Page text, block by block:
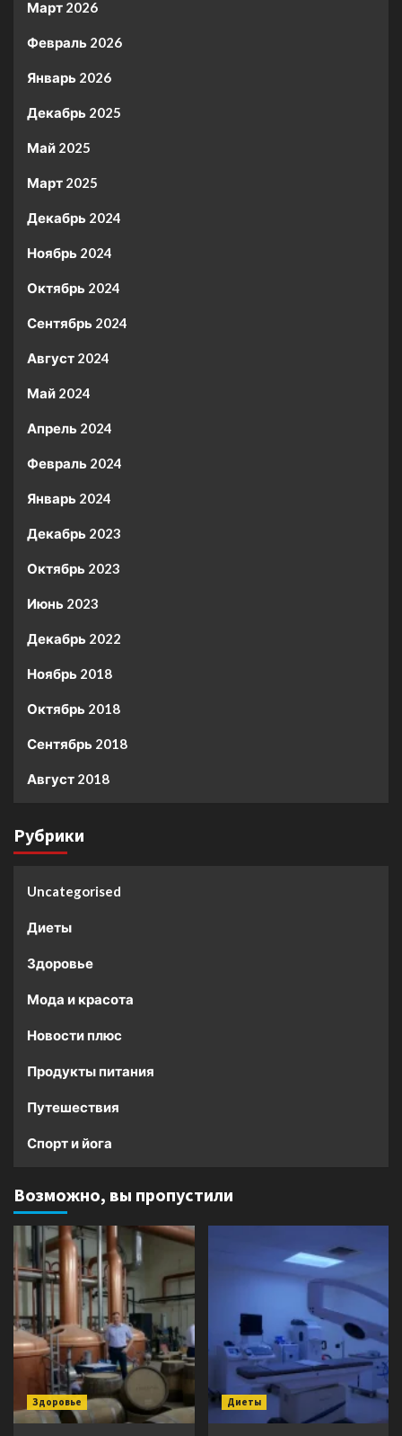
Март 2026
Февраль 2026
Январь 2026
Декабрь 2025
Май 2025
Март 2025
Декабрь 2024
Ноябрь 2024
Октябрь 2024
Сентябрь 2024
Август 2024
Май 2024
Апрель 2024
Февраль 2024
Январь 2024
Декабрь 2023
Октябрь 2023
Июнь 2023
Декабрь 2022
Ноябрь 2018
Октябрь 2018
Сентябрь 2018
Август 2018
Рубрики
Uncategorised
Диеты
Здоровье
Мода и красота
Новости плюс
Продукты питания
Путешествия
Спорт и йога
Возможно, вы пропустили
Здоровье Диеты